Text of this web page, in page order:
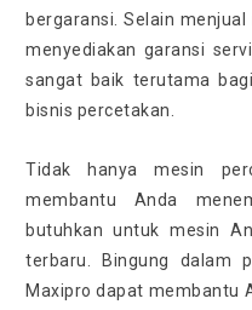
bergaransi. Selain
menyediakan garansi
sangat baik terutama
bisnis percetakan.
Tidak hanya mesin
membantu Anda
butuhkan untuk mesin
terbaru. Bingung dalam
Maxipro dapat membantu